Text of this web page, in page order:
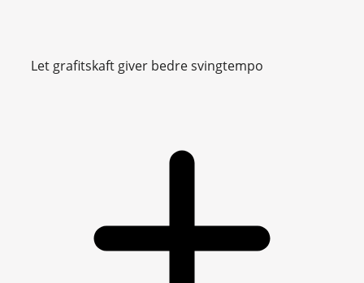
Let grafitskaft giver bedre svingtempo